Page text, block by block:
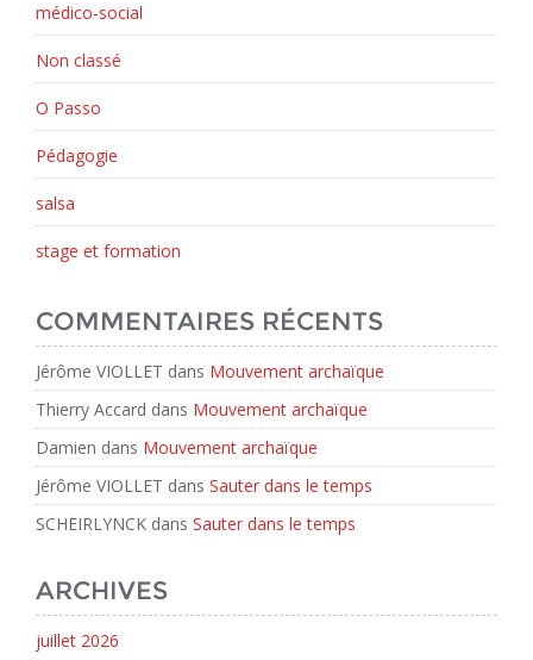
médico-social
Non classé
O Passo
Pédagogie
salsa
stage et formation
COMMENTAIRES RÉCENTS
Jérôme VIOLLET dans Mouvement archaïque
Thierry Accard dans Mouvement archaïque
Damien dans Mouvement archaïque
Jérôme VIOLLET dans Sauter dans le temps
SCHEIRLYNCK dans Sauter dans le temps
ARCHIVES
juillet 2026